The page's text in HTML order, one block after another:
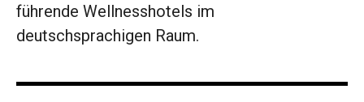
führende Wellnesshotels im
deutschsprachigen Raum.